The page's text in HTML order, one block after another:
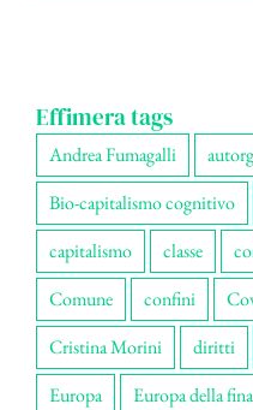
Effimera tags
Andrea Fumagalli
Bio-capitalismo cognitivo
capitalismo
classe
Comune
confini
Cristina Morini
diritti
Europa
Europa della